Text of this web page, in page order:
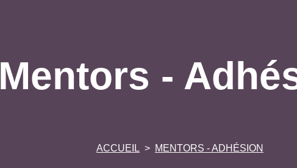
Mentors -
ACCUEIL MENTORS - ADHÉSION